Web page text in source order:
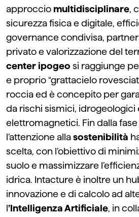
approccio multidisciplinare,
sicurezza fisica e digitale,
governance condivisa,
privato e valorizzazione del
center ipogeo si raggiunge
e proprio “grattacielo
roccia ed è concepito per
da rischi sismici, idrogeologici
elettromagnetici. Fin dalla
l’attenzione alla sostenibilità
scelta, con l’obiettivo di
suolo e massimizzare
idrica. Intacture è inoltre un
innovazione e di calcolo ad
l’Intelligenza Artificiale, in